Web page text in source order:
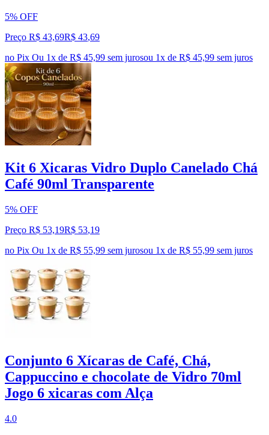
5% OFF
Preço R$ 43,69R$ 43,69
no Pix Ou 1x de R$ 45,99 sem jurosou 1x de R$ 45,99 sem juros
Kit 6 Xicaras Vidro Duplo Canelado Chá
Café 90ml Transparente
5% OFF
Preço R$ 53,19R$ 53,19
no Pix Ou 1x de R$ 55,99 sem jurosou 1x de R$ 55,99 sem juros
Conjunto 6 Xícaras de Café, Chá,
Cappuccino e chocolate de Vidro 70ml
Jogo 6 xicaras com Alça
4.0